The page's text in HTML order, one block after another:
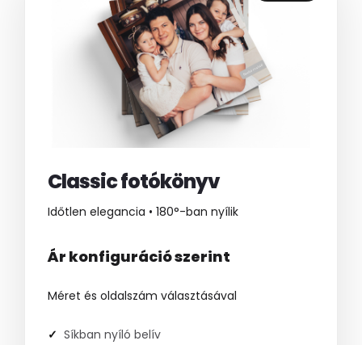
Classic fotókönyv
Időtlen elegancia • 180°-ban nyílik
Ár konfiguráció szerint
Méret és oldalszám választásával
Síkban nyíló belív